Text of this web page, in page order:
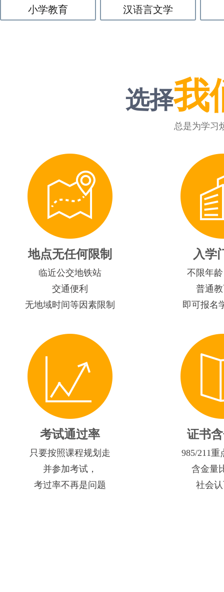
小学教育 汉语言文学
选择我
总是为学习
地点无任何限制
临近公交地铁站
交通便利
无地域时间等因素限制
入学
不限年
普通
即可报名
考试通过率
只要按照课程规划走
并参加考试，
考过率不再是问题
证书
985/211重
含金量
社会